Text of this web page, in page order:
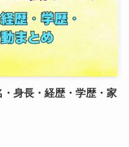
身長・経歴・学歴・家